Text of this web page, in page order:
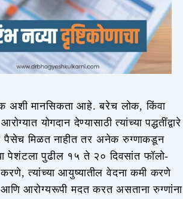
अशी मानसिकता आहे. बरेच लोक, किंवा
योगदान देण्यासाठी त्यांच्या पद्धतींद्वारे
पैसेच मिळत नाहीत तर अनेक रुग्णाकडून
पेशंटला पुढील १५ ते २० दिवसांत फॉलो-
त्यांच्या आयुष्यातील वेदना कमी करणे
आरोग्यरूपी मदत करत असताना रुग्णांना